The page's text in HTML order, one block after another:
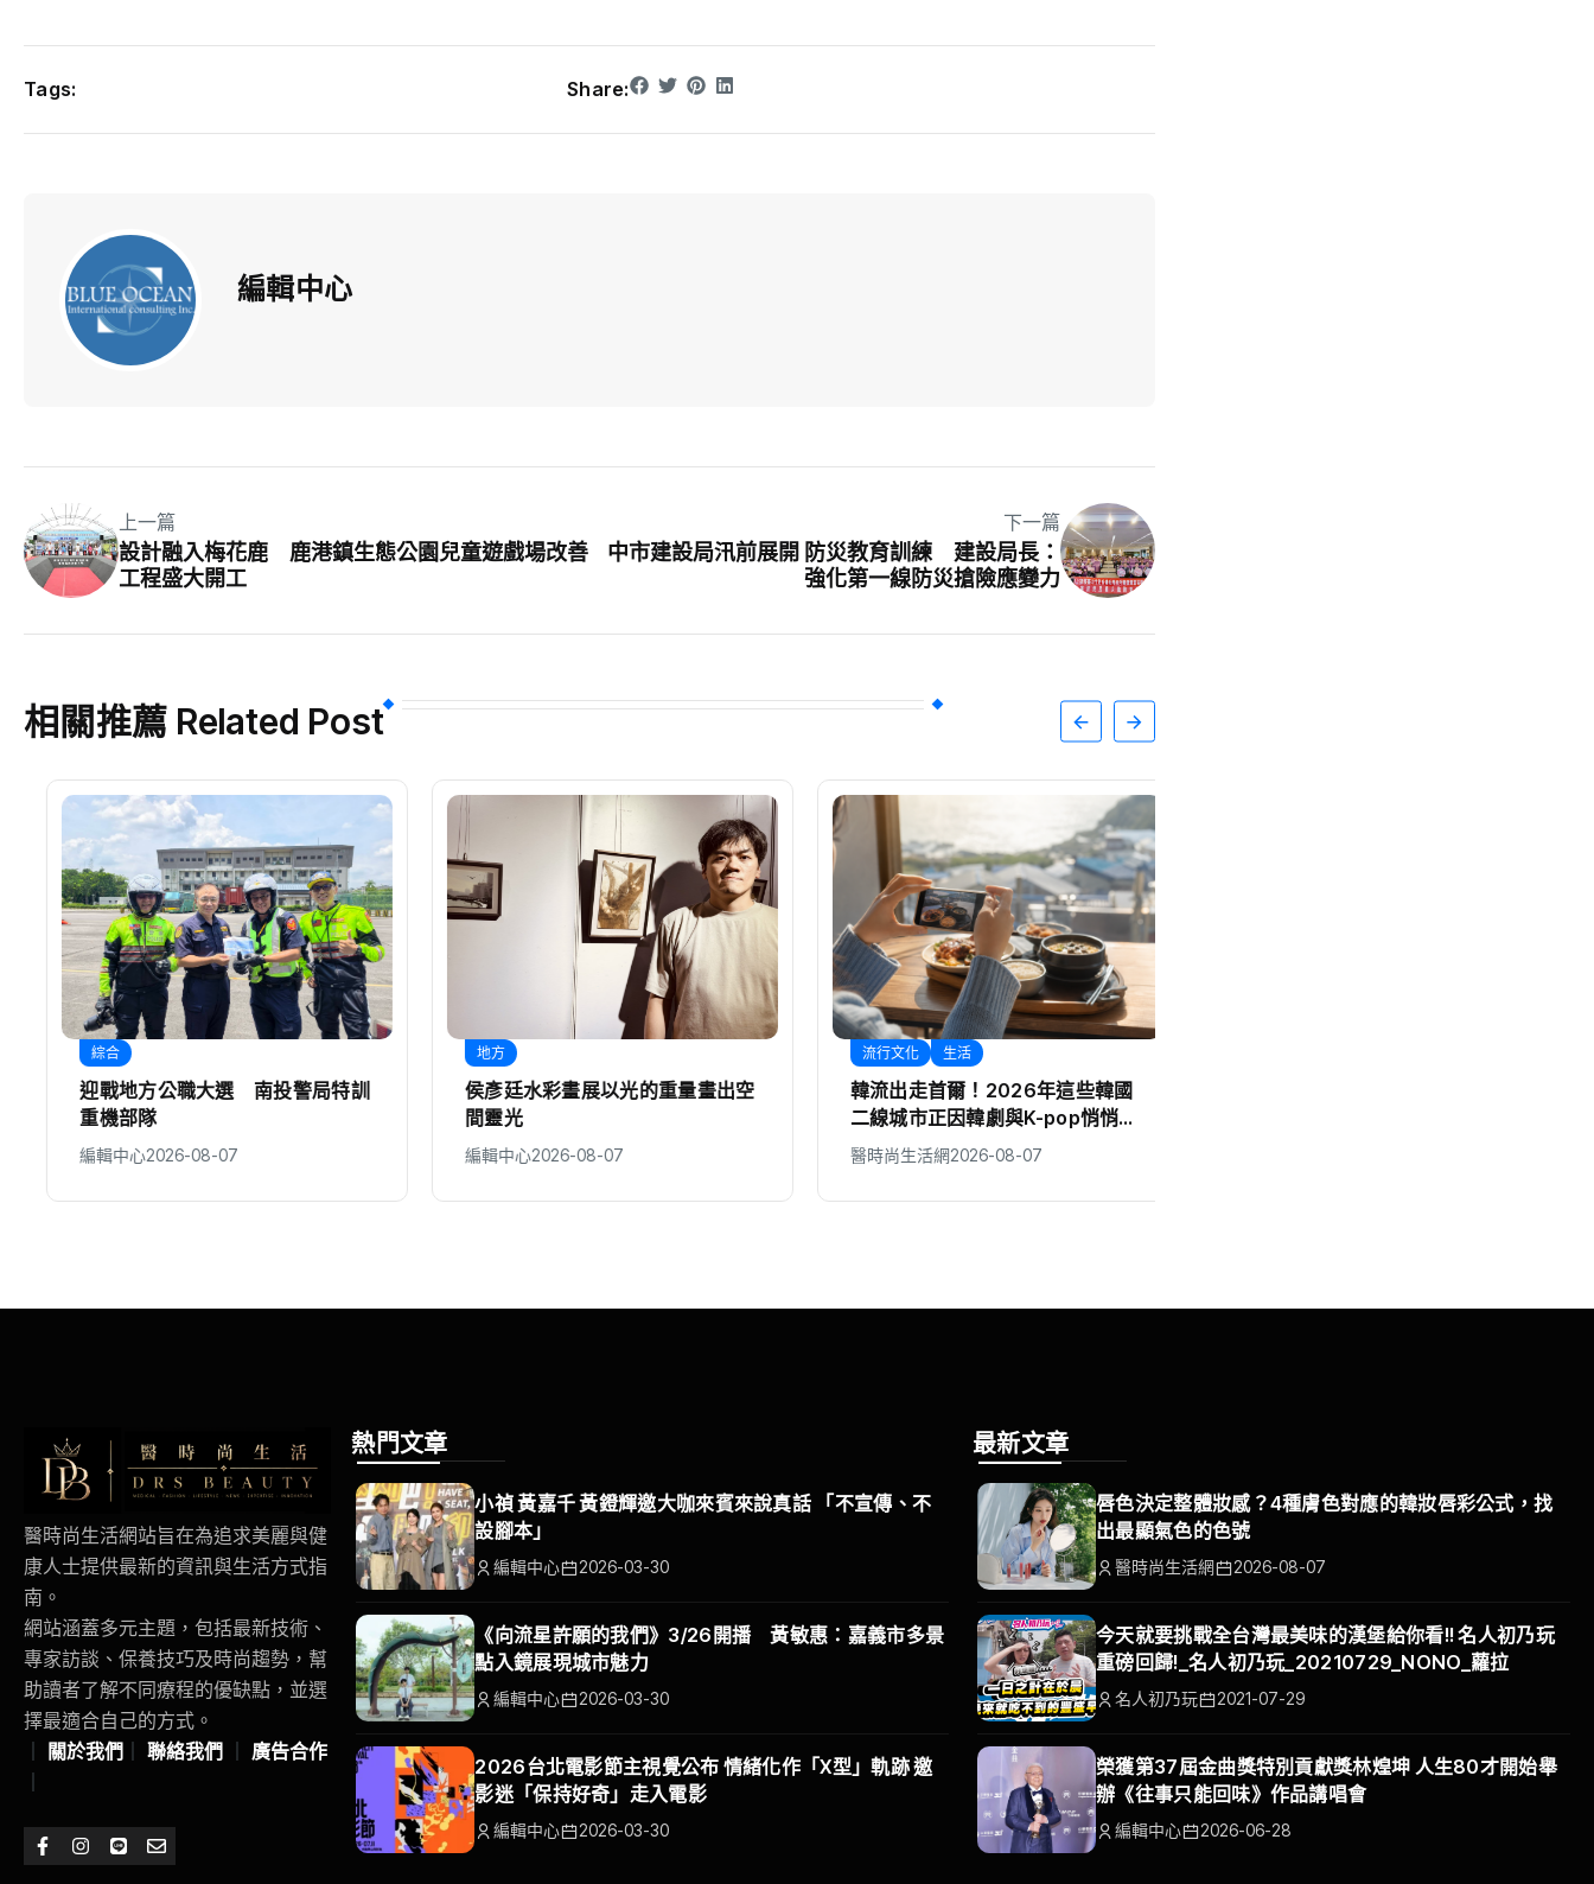
Tags: Share:
編輯中心
上一篇
設計融入梅花鹿 鹿港鎮生態公園兒童遊戲場改善
工程盛大開工
下一篇
中市建設局汛前展開 防災教育訓練 建設局長：
強化第一線防災搶險應變力
相關推薦 Related Post
綜合
迎戰地方公職大選 南投警局特訓
重機部隊
編輯中心2026-08-07
地方
侯彥廷水彩畫展以光的重量畫出空
間靈光
編輯中心2026-08-07
流行文化 生活
韓流出走首爾！2026年這些韓國
二線城市正因韓劇與K-pop悄悄崛
起，旅費還比首爾便宜
醫時尚生活網2026-08-07
醫時尚生活網站旨在為追求美麗與健
康人士提供最新的資訊與生活方式指
南。
網站涵蓋多元主題，包括最新技術、
專家訪談、保養技巧及時尚趨勢，幫
助讀者了解不同療程的優缺點，並選
擇最適合自己的方式。
關於我們 聯絡我們
廣告合作
熱門文章
小禎 黃嘉千 黃鐙輝邀大咖來賓來說真話 「不宣傳、不
設腳本」
編輯中心 2026-03-30
《向流星許願的我們》3/26開播 黃敏惠：嘉義市多景
點入鏡展現城市魅力
編輯中心 2026-03-30
2026台北電影節主視覺公布 情緒化作「X型」軌跡 邀
影迷「保持好奇」走入電影
編輯中心 2026-03-30
最新文章
唇色決定整體妝感？4種膚色對應的韓妝唇彩公式，找
出最顯氣色的色號
醫時尚生活網 2026-08-07
今天就要挑戰全台灣最美味的漢堡給你看!! 名人初乃玩
重磅回歸!_名人初乃玩_20210729_NONO_蘿拉
名人初乃玩 2021-07-29
榮獲第37屆金曲獎特別貢獻獎林煌坤 人生80才開始舉
辦《往事只能回味》作品講唱會
編輯中心 2026-06-28